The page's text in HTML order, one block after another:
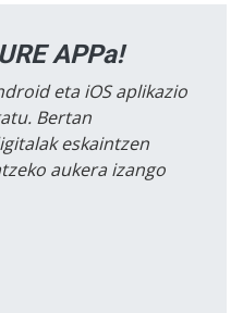
APPa!
eta iOS aplikazio
Bertan
eskaintzen
aukera izango